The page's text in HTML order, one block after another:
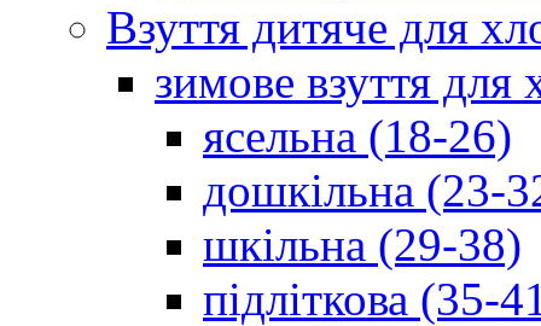
Взуття дитяче для
зимове взуття для
ясельна (18-26)
дошкільна (23-
шкільна (29-38)
підліткова (35-